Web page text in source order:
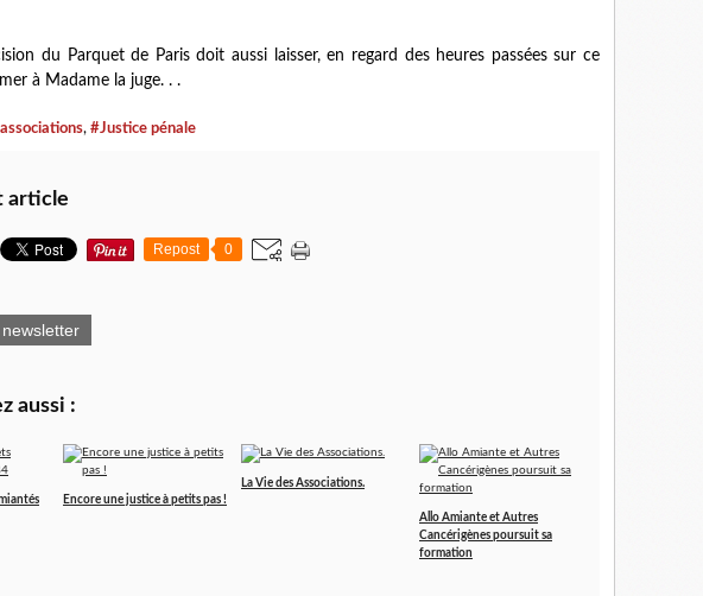
du Parquet de Paris doit aussi laisser, en regard des heures passées sur ce
à Madame la juge. . .
, #Justice pénale
article
Repost 0
aussi :
Encore une justice à petits pas !
La Vie des Associations.
Allo Amiante et Autres
Cancérigènes poursuit sa
formation